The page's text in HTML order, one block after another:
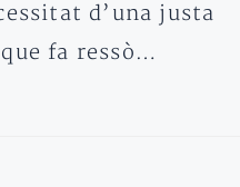
d’una justa
fa ressò…